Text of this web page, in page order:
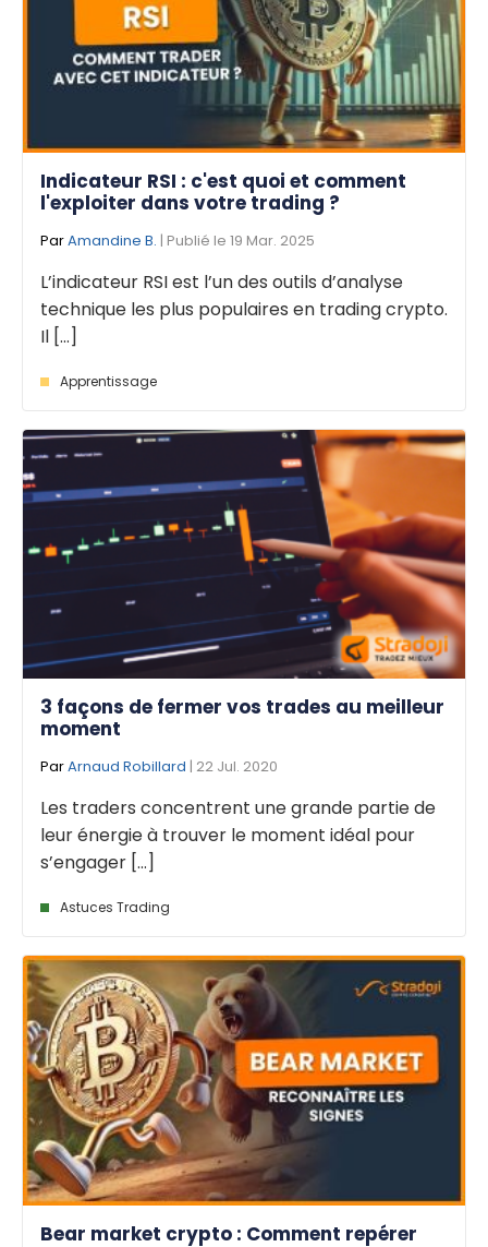
Indicateur RSI : c'est quoi et comment
l'exploiter dans votre trading ?
ParAmandine B. | Publié le 19 Mar. 2025
L’indicateur RSI est l’un des outils d’analyse
technique les plus populaires en trading crypto.
Il [...]
Apprentissage
3 façons de fermer vos trades au meilleur
moment
ParArnaud Robillard | 22 Jul. 2020
Les traders concentrent une grande partie de
leur énergie à trouver le moment idéal pour
s’engager [...]
Astuces Trading
Bear market crypto : Comment repérer